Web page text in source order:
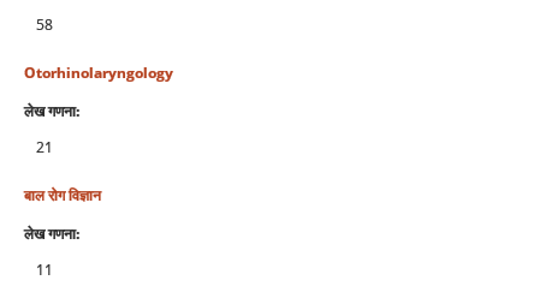
58
Otorhinolaryngology
लेख गणना:
21
बाल रोग विज्ञान
लेख गणना:
11